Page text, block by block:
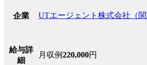
企業 UTエージェント株式会社（関
給与詳
細
月収例220,000円